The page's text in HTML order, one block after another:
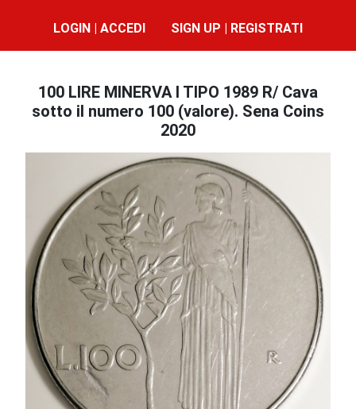
LOGIN | ACCEDI SIGN UP | REGISTRATI
100 LIRE MINERVA I TIPO 1989 R/ Cava
sotto il numero 100 (valore). Sena Coins
2020